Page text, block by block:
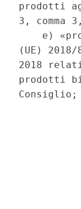
prodotti
3, comma
e)
(UE)
2018
prodotti